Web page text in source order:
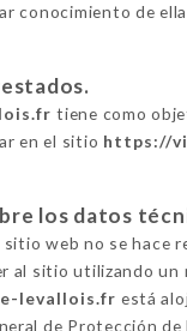
conocimiento de
tiene como
en el sitio https://
los datos
web no se hace
al sitio utilizando
levallois.fr está
de Protección